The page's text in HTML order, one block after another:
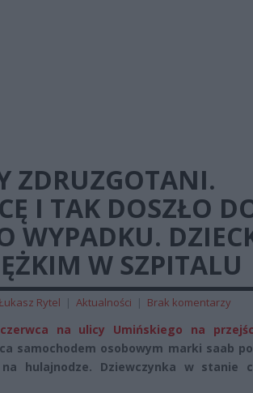
ZDRUZGOTANI.
I TAK DOSZŁO
WYPADKU.
W SZPITALU
Rytel | Aktualności | Brak komentarzy
na ulicy Umińskiego na
samochodem osobowym marki saab
hulajnodze. Dziewczynka w stanie